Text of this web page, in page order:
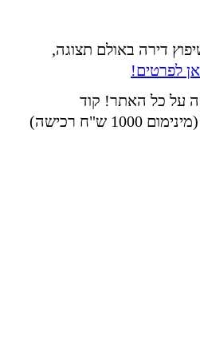
דירה באולם תצוגה,
לפרטים!
פסח 7% הנחה על כל האתר! קוד